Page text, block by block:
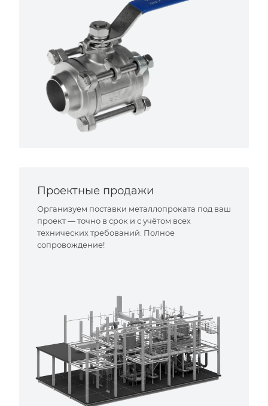
Проектные продажи
Организуем поставки металлопроката под ваш
проект — точно в срок и с учётом всех
технических требований. Полное
сопровождение!